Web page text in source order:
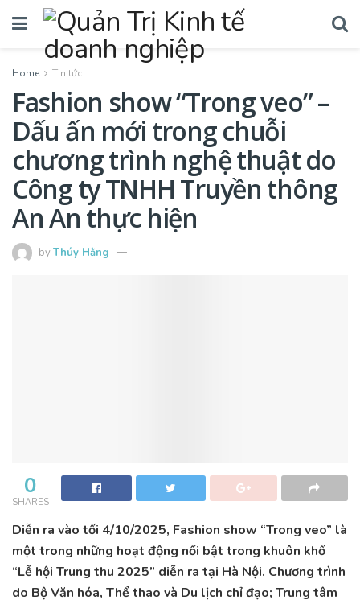
Home Tin tức
Fashion show “Trong veo” –
Dấu ấn mới trong chuỗi
chương trình nghệ thuật do
Công ty TNHH Truyền thông
An An thực hiện
byThúy Hằng
0
SHARES
Diễn ra vào tối 4/10/2025, Fashion show “Trong veo” là
một trong những hoạt động nổi bật trong khuôn khổ
“Lễ hội Trung thu 2025” diễn ra tại Hà Nội. Chương trình
do Bộ Văn hóa, Thể thao và Du lịch chỉ đạo; Trung tâm